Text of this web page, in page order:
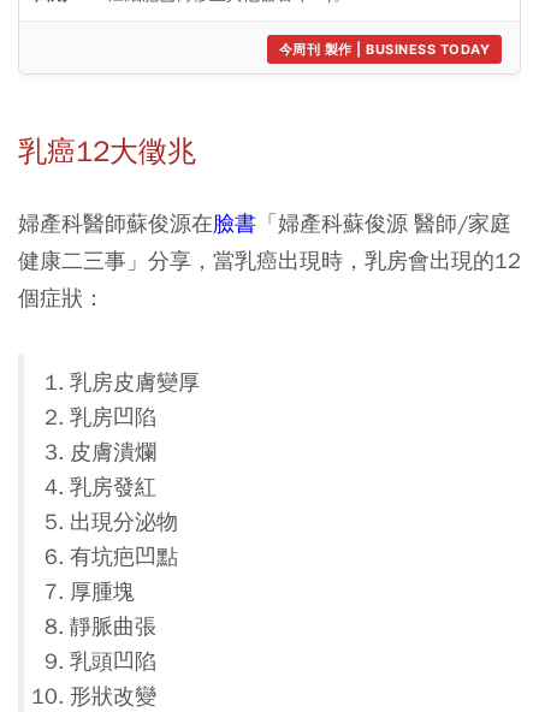
今周刊 製作 | BUSINESS TODAY
乳癌12大徵兆
婦產科醫師蘇俊源在臉書 「婦產科蘇俊源 醫師/家庭
健康二三事」分享，當乳癌出現時，乳房會出現的12
個症狀：
乳房皮膚變厚
乳房凹陷
皮膚潰爛
乳房發紅
出現分泌物
有坑疤凹點
厚腫塊
靜脈曲張
乳頭凹陷
形狀改變